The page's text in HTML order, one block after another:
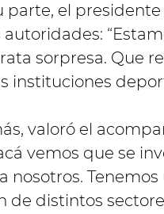
parte, el
autoridades:
sorpresa. Que
instituciones
valoró el
vemos que se
nosotros.
de distintos